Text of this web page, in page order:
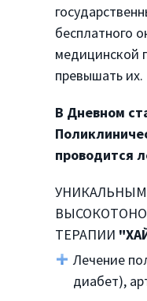
бесплатного
медицинской
превышать их.
В Дневном
проводится
ТЕРАПИИ
Лечение
диабет),